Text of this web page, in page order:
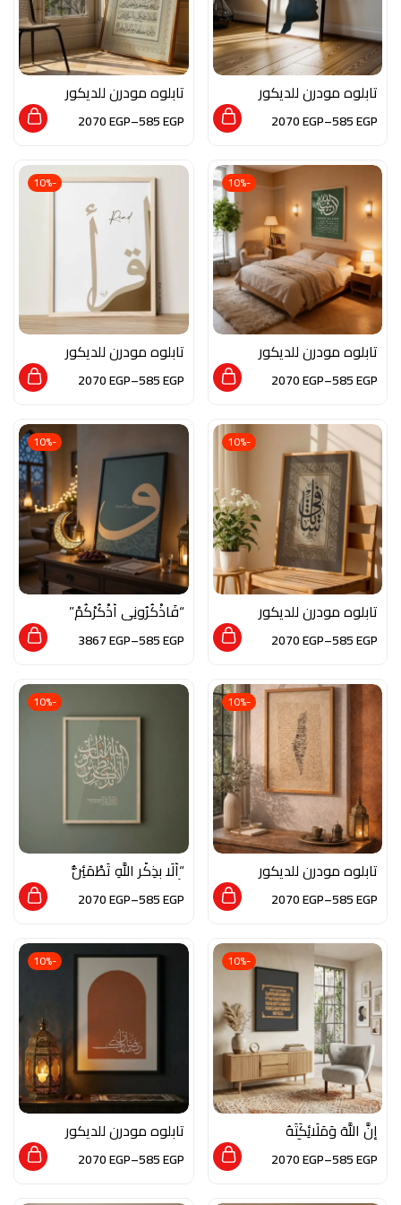
تابلوه مودرن للديكور
من الخشب الطبيعي
والزجاج بلمسه من
585EGP
–
2070EGP
تابلوه مودرن للديكور
من الخشب الطبيعي
والزجاج بلمسة من
585EGP
–
2070EGP
-10%
تابلوه مودرن للديكور
من الخشب الطبيعي
والزجاج بلمسه من
585EGP
–
2070EGP
-10%
تابلوه مودرن للديكور
من الخشب الطبيعي
والزجاج بلمسة من
585EGP
–
2070EGP
-10%
تابلوه مودرن للديكور
من الخشب الطبيعي
والزجاج بلمسة من
585EGP
–
2070EGP
-10%
“فَاذْكُرُونِي أَذْكُرْكُمْ”
585EGP
–
3867EGP
-10%
تابلوه مودرن للديكور
من الخشب الطبيعي
والزجاج بلمسة من فن
585EGP
–
2070EGP
-10%
“أَلَا بِذِكْرِ اللَّهِ تَطْمَئِنُّ
الْقُلُوبُ”
585EGP
–
2070EGP
-10%
إِنَّ اللَّهَ وَمَلَائِكَتَهُ
يُصَلُّونَ عَلَى النَّبِيِّ
585EGP
–
2070EGP
-10%
تابلوه مودرن للديكور
من الخشب الطبيعي و
الزجاج بلمسه من فن
585EGP
–
2070EGP